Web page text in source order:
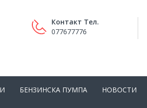
Контакт Тел.
077677776
БЕНЗИНСКА ПУМПА НОВОСТИ